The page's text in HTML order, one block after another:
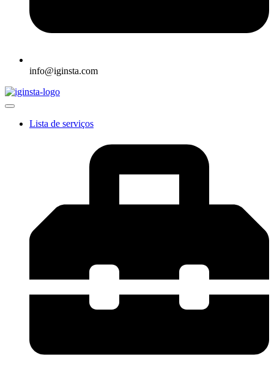
info@iginsta.com
Lista de serviços